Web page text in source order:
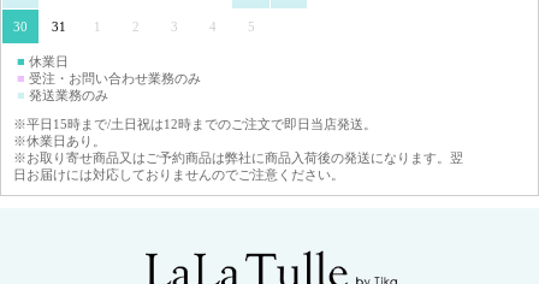
30 31 1 2 3 4 5
■ 休業日
■ 受注・お問い合わせ業務のみ
■ 発送業務のみ
※平日15時まで/土日祝は12時までのご注文で即日当店発送。
※休業日あり。
※お取り寄せ商品又はご予約商品は弊社に商品入荷後の発送になります。翌
日お届けには対応しておりませんのでご注意ください。